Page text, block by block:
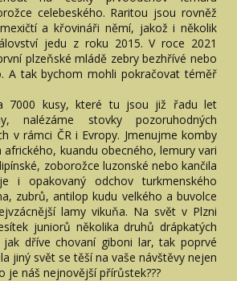
celebeského. Raritou jsou rovněž
a křovináři němí, jakož i několik
jedu z roku 2015. V roce 2021
plzeňské mládě zebry bezhřívé nebo
A tak bychom mohli pokračovat téměř
7000 kusy, které tu jsou již řadu let
nalézáme stovky pozoruhodných
v rámci ČR i Evropy. Jmenujme komby
kuandu obecného, lemury vari
zoborožce luzonské nebo kančila
i opakovaný odchov turkmenského
zubrů, antilop kudu velkého a buvolce
lamy vikuňa. Na svět v Plzni
juniorů několika druhů drápkatých
dříve chovaní giboni lar, tak poprvé
jiný svět se těší na vaše návštěvy nejen
je náš nejnovější přírůstek???